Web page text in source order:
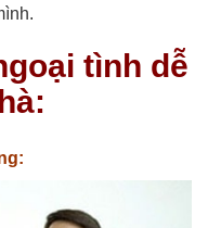
tình dễ